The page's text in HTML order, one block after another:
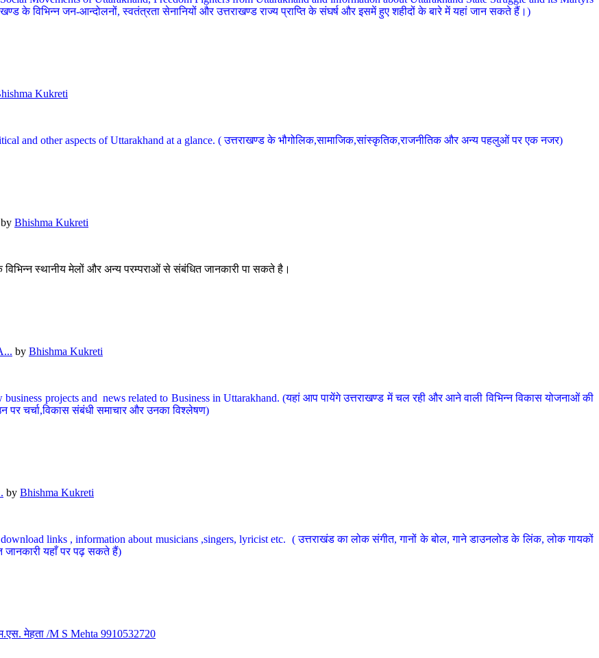
के विभिन्न जन-आन्दोलनों, स्वतंत्रता सेनानियों और उत्तराखण्ड राज्य प्राप्ति के संघर्ष और इसमें हुए शहीदों के बारे में यहां जान सकते हैं।)
Kukreti
and other aspects of Uttarakhand at a glance. ( उत्तराखण्ड के भौगोलिक,सामाजिक,सांस्कृतिक,राजनीतिक और अन्य पहलुओं पर एक नजर)
by Bhishma Kukreti
विभिन्न स्थानीय मेलों और अन्य परम्पराओं से संबंधित जानकारी पा सकते है।
by Bhishma Kukreti
projects and news related to Business in Uttarakhand. (यहां आप पायेंगे उत्तराखण्ड में चल रही और आने वाली विभिन्न विकास योजनाओं की
पर चर्चा,विकास संबंधी समाचार और उनका विश्लेषण)
by Bhishma Kukreti
links , information about musicians ,singers, lyricist etc. ( उत्तराखंड का लोक संगीत, गानों के बोल, गाने डाउनलोड के लिंक, लोक गायकों
जानकारी यहाँ पर पढ़ सकते हैं)
मेहता /M S Mehta 9910532720